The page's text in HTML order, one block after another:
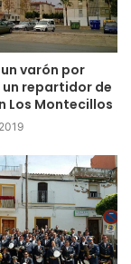
varón por
repartidor de
Los Montecillos